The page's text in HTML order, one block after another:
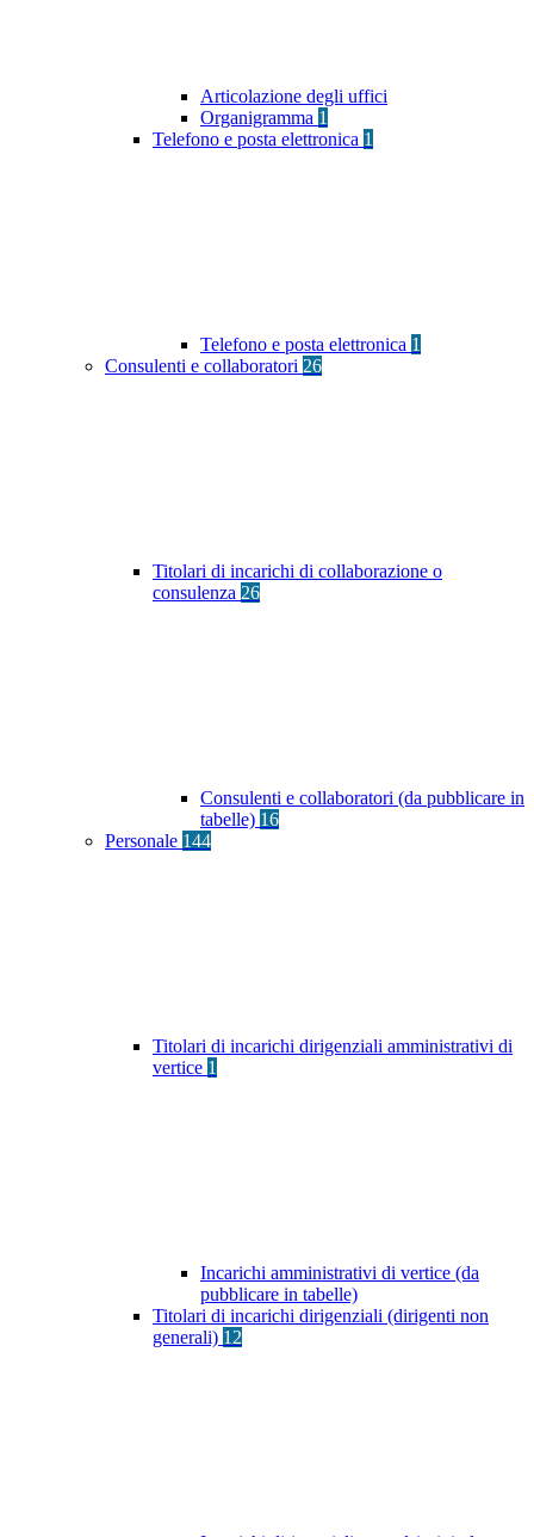
Articolazione degli uffici
Organigramma 1
Telefono e posta elettronica 1
Telefono e posta elettronica 1
Consulenti e collaboratori 26
Titolari di incarichi di collaborazione o
consulenza 26
Consulenti e collaboratori (da pubblicare in
tabelle) 16
Personale 144
Titolari di incarichi dirigenziali amministrativi di
vertice 1
Incarichi amministrativi di vertice (da
pubblicare in tabelle)
Titolari di incarichi dirigenziali (dirigenti non
generali) 12